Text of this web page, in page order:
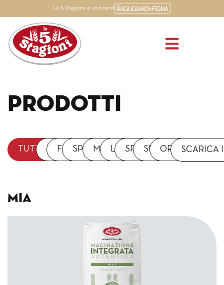
Le 5 Stagioni è un brand
Prodotti
TUTTI I PRODOTTI
MIAFARINESPECIALITÀ
MISCELE
LIEVITISPOLVERI
SEMOLEORIGINARIE
SCARICA
MIA